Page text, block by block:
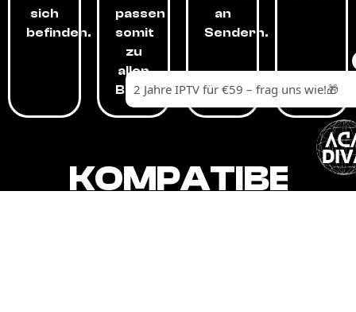
sich
befinden.
passen
somit
zu
allen
Budgets.
an
Sendern.
KOMPATIBEL